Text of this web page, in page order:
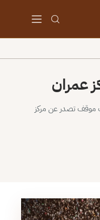
عمران
موقف تصدر عن مركز